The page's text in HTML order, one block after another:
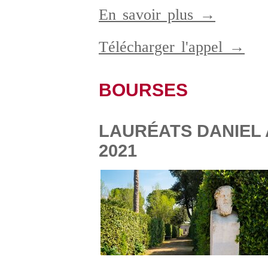
En savoir plus →
Télécharger l'appel →
BOURSES
LAURÉATS DANIEL
2021